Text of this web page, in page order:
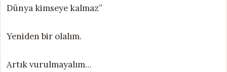
Dünya kimseye kalmaz”
Yeniden bir olalım.
Artık vurulmayalım…